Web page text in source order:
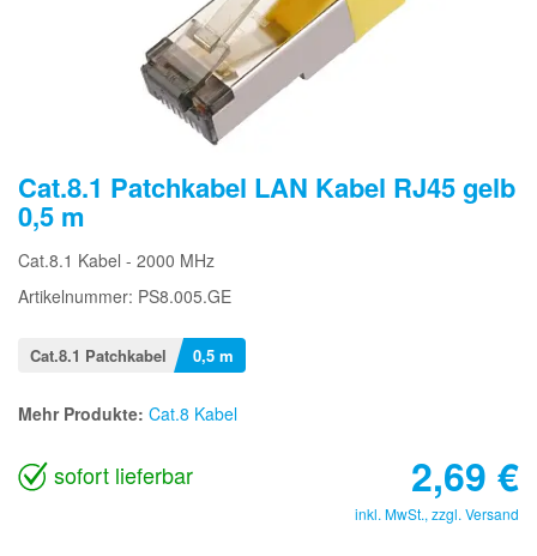
Cat.8.1 Patchkabel LAN Kabel RJ45 gelb
0,5 m
Cat.8.1 Kabel - 2000 MHz
Artikelnummer: PS8.005.GE
Cat.8.1 Patchkabel 0,5 m
Mehr Produkte: Cat.8 Kabel
sofort lieferbar 2,69 €
inkl. MwSt., zzgl. Versand